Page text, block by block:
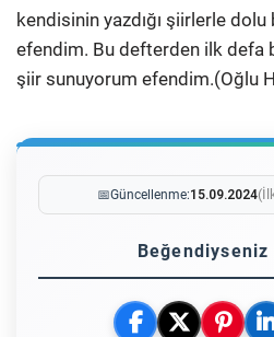
kendisinin yazdığı şiirlerle
efendim. Bu defterden ilk defa
şiir sunuyorum efendim.(Oğlu
📅Güncellenme:15.09.2024
Beğendiyseniz